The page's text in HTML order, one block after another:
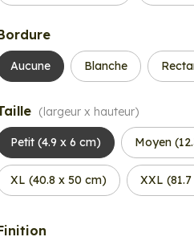
Aucune Blanche
(largeur x hauteur)
Petit (4.9 x 6 cm) Moyen
XL (40.8 x 50 cm) XXL